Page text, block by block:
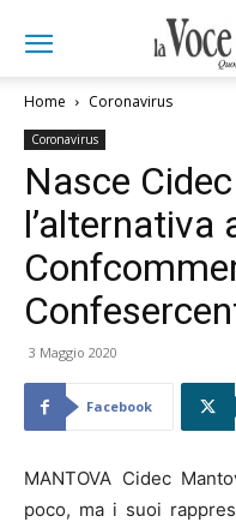
Home Coronavirus
Coronavirus
Nasce
l’alternativa
3 Maggio 2020
Facebook
MANTOVA Cidec
poco, ma i suoi